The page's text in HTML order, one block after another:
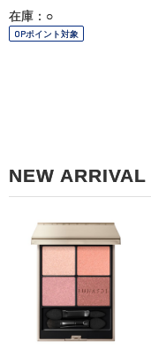
在庫：○
OPポイント対象
NEW ARRIVAL